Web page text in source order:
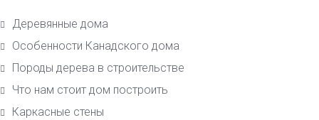
Деревянные дома
Особенности Канадского дома
Породы дерева в строительстве
Что нам стоит дом построить
Каркасные стены